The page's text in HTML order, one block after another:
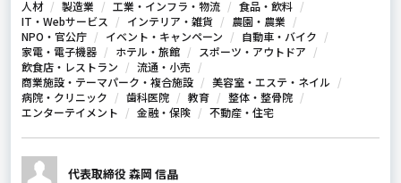
人材
製造業 工業・インフラ・物流
食品・飲料
IT・Webサービス
インテリア・雑貨
農園・農業
NPO・官公庁
イベント・キャンペーン
自動車・バイク
家電・電子機器
ホテル・旅館
スポーツ・アウトドア
飲食店・レストラン
流通・小売
商業施設・テーマパーク・複合施設
美容室・エステ・ネイル
病院・クリニック
歯科医院 教育
整体・整骨院
エンターテイメント
金融・保険 不動産・住宅
代表取締役 森岡 信晶